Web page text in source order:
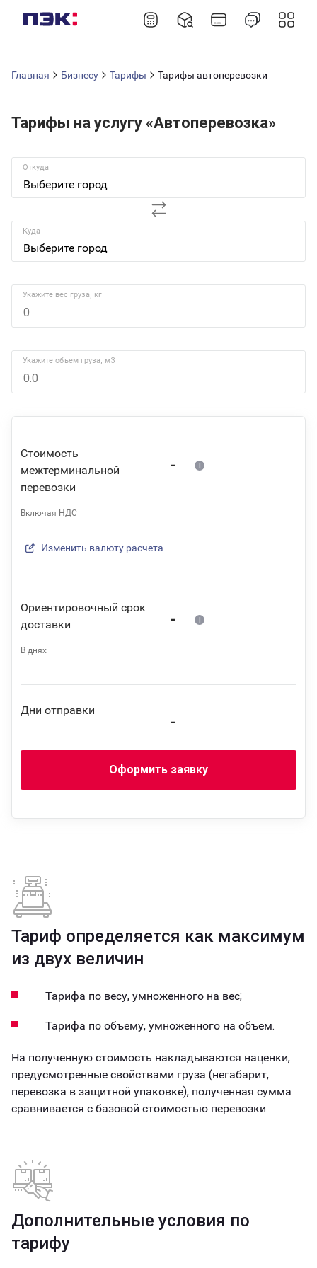
Главная Бизнесу Тарифы Тарифы автоперевозки
Тарифы на услугу «Автоперевозка»
Откуда
Куда
Укажите вес груза, кг
Укажите объем груза, м3
Стоимость
межтерминальной
перевозки
Включая НДС
-
Изменить валюту расчета
Ориентировочный срок
доставки
В днях
-
Дни отправки
-
Оформить заявку
Тариф определяется как максимум
из двух величин
Тарифа по весу, умноженного на вес;
Тарифа по объему, умноженного на объем.
На полученную стоимость накладываются наценки,
предусмотренные свойствами груза (негабарит,
перевозка в защитной упаковке), полученная сумма
сравнивается с базовой стоимостью перевозки.
Дополнительные условия по
тарифу